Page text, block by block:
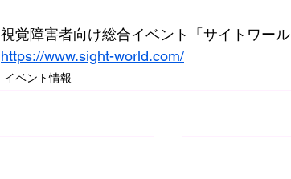
視覚障害者向け総合イベント「サイトワール
https://www.sight-world.com/
イベント情報